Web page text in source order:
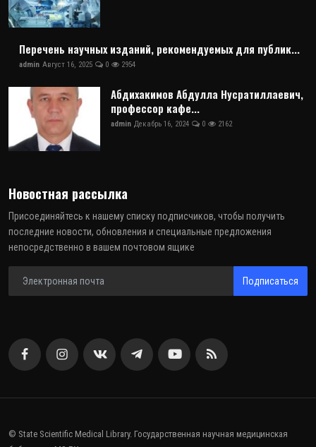
Перечень научных изданий, рекомендуемых для публик...
admin Август 16, 2025 0 2954
Абдихакимов Абдулла Нусратиллаевич,
профессор кафе...
admin Декабрь 16, 2024 0 2162
Новостная рассылка
Присоединяйтесь к нашему списку подписчиков, чтобы получить
последние новости, обновления и специальные предложения
непосредственно в вашем почтовом ящике
Подписаться
© State Scientific Medical Library. Государственная научная медицинская